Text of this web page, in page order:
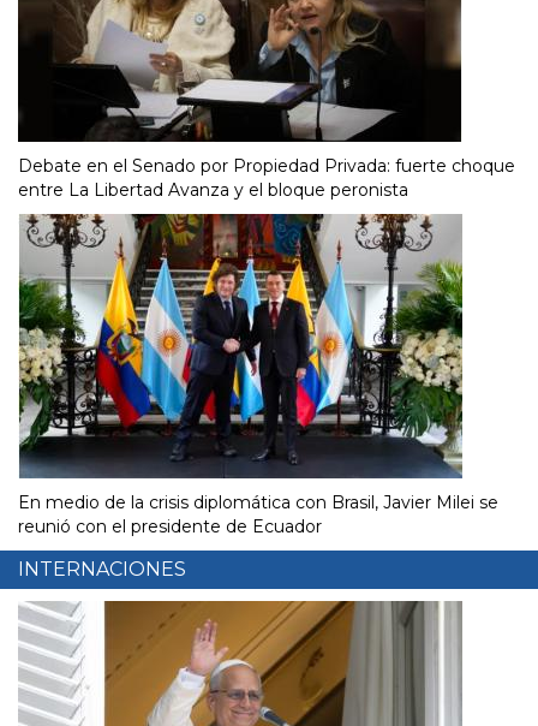
Debate en el Senado por Propiedad Privada: fuerte choque
entre La Libertad Avanza y el bloque peronista
En medio de la crisis diplomática con Brasil, Javier Milei se
reunió con el presidente de Ecuador
INTERNACIONES